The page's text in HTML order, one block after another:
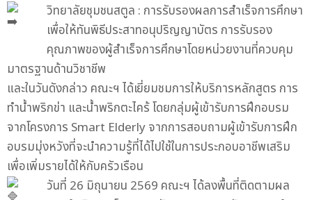
วิทยาลัยชุมชนสตูล : การรับรองผลการสำเร็จการศึกษา
เพื่อให้ทันพิธีประสาทอนุปริญญาบัตร การรับรอง
คุณภาพของผู้สำเร็จการศึกษาโดยหน่วยงานที่ควบคุม
มาตรฐานด้านวิชาชีพ
และในวันดังกล่าว คณะฯ ได้เยี่ยมชมการให้บริการหลักสูตร การ
ทำน้ำพริกข่า และน้ำพริกตะไคร้ โดยกลุ่มผู้เข้ารับการฝึกอบรม
จากโครงการ Smart Elderly จากการสอบถามผู้เข้ารับการฝึก
อบรมมุ่งหวังที่จะนำความรู้ที่ได้ไปใช้ในการประกอบอาชีพเสริม
เพื่อเพิ่มรายได้ให้กับครัวเรือน
วันที่ 26 มิถุนายน 2569 คณะฯ ได้ลงพื้นที่ติดตามผล